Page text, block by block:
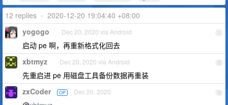
12 replies • 2020-12-20 19:04:40 +08:00
1
yogogo Dec 20, 2020 via Android
启动 pe 啊，再重新格式化回去
2
xbtmyz Dec 20, 2020 via Android
先重启进 pe 用磁盘工具备份数据再重装
3
zxCoder OP Dec 20, 2020